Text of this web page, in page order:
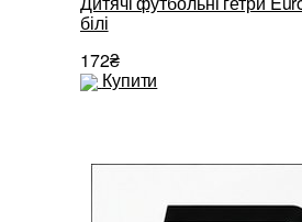
білі
172₴
Купити